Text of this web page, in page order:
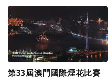
第33屆澳門國際煙花比賽